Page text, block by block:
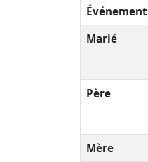
Événement
Marié
Père
Mère